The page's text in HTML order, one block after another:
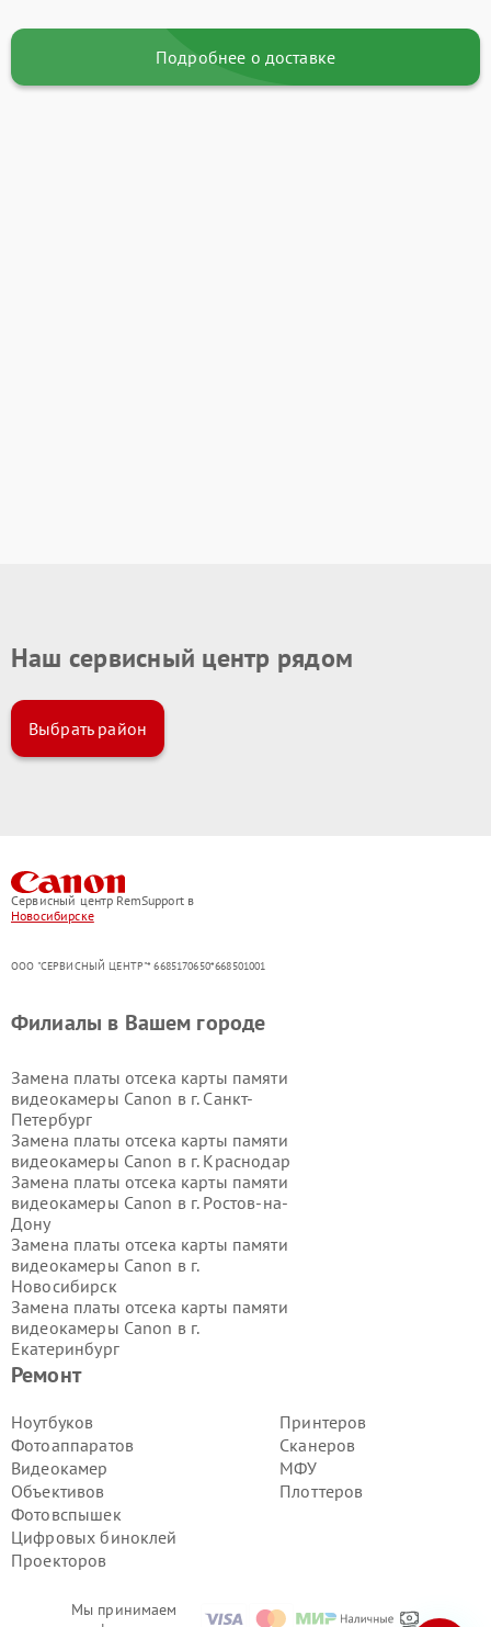
Подробнее о доставке
Наш сервисный центр рядом
Выбрать район
Сервисный центр RemSupport в
Новосибирске
ООО "СЕРВИСНЫЙ ЦЕНТР"* 6685170650*668501001
Мы принимаем
Ремонт
Ноутбуков
Фотоаппаратов
Видеокамер
Объективов
Фотовспышек
Цифровых биноклей
Проекторов
Принтеров
Сканеров
МФУ
Плоттеров
Филиалы в Вашем городе
Замена платы отсека карты памяти
видеокамеры Canon в г. Санкт-
Петербург
Замена платы отсека карты памяти
видеокамеры Canon в г. Краснодар
Замена платы отсека карты памяти
видеокамеры Canon в г. Ростов-на-
Дону
Замена платы отсека карты памяти
видеокамеры Canon в г.
Новосибирск
Замена платы отсека карты памяти
видеокамеры Canon в г.
Екатеринбург
Замена платы отсека карты памяти
Замена платы отсека карты памяти
видеокамеры Canon в г.
Замена платы отсека карты памяти
видеокамеры Canon в г.
Волгоград
Замена платы отсека карты памяти
видеокамеры Canon в г.
Замена платы отсека карты памяти
видеокамеры Canon в г.
видеокамеры Canon в г.
Замена платы отсека карты памяти